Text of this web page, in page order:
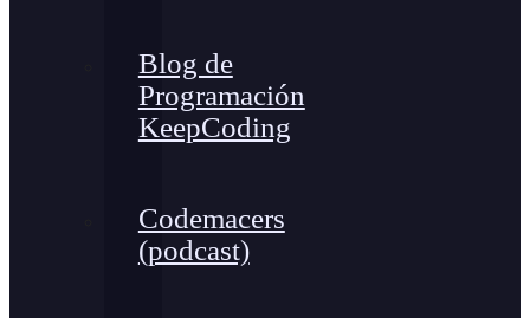
Blog de
Programación
KeepCoding
Codemacers
(podcast)